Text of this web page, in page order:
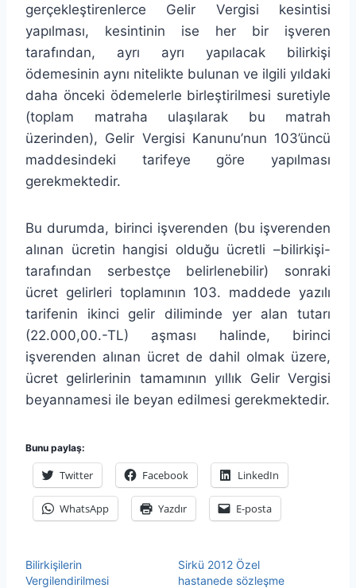
gerçekleştirenlerce Gelir Vergisi kesintisi
yapılması, kesintinin ise her bir işveren
tarafından, ayrı ayrı yapılacak bilirkişi
ödemesinin aynı nitelikte bulunan ve ilgili yıldaki
daha önceki ödemelerle birleştirilmesi suretiyle
(toplam matraha ulaşılarak bu matrah
üzerinden), Gelir Vergisi Kanunu’nun 103’üncü
maddesindeki tarifeye göre yapılması
gerekmektedir.
Bu durumda, birinci işverenden (bu işverenden
alınan ücretin hangisi olduğu ücretli –bilirkişi-
tarafından serbestçe belirlenebilir) sonraki
ücret gelirleri toplamının 103. maddede yazılı
tarifenin ikinci gelir diliminde yer alan tutarı
(22.000,00.-TL) aşması halinde, birinci
işverenden alınan ücret de dahil olmak üzere,
ücret gelirlerinin tamamının yıllık Gelir Vergisi
beyannamesi ile beyan edilmesi gerekmektedir.
Bunu paylaş:
Twitter Facebook LinkedIn
WhatsApp Yazdır E-posta
Bilirkişilerin
Vergilendirilmesi
Sirkü 2012 Özel
hastanede sözleşme